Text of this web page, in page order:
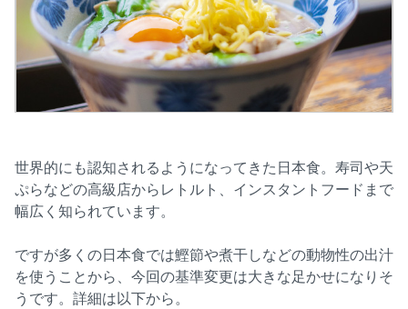
世界的にも認知されるようになってきた日本食。寿司や天
ぷらなどの高級店からレトルト、インスタントフードまで
幅広く知られています。
ですが多くの日本食では鰹節や煮干しなどの動物性の出汁
を使うことから、今回の基準変更は大きな足かせになりそ
うです。詳細は以下から。